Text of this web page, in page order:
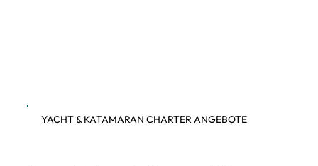
YACHT & KATAMARAN CHARTER ANGEBOTE